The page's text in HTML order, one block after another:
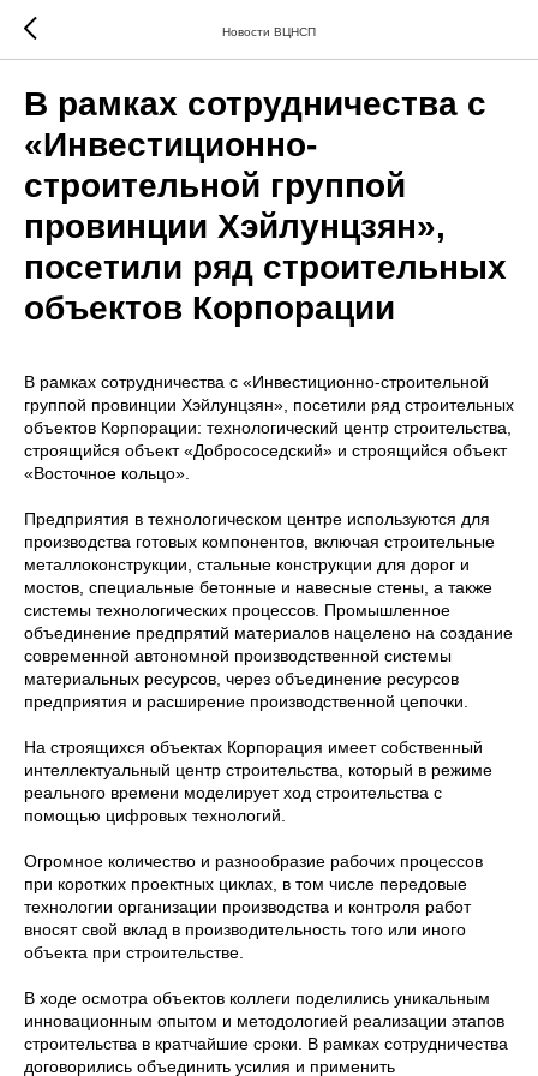
Новости ВЦНСП
В рамках сотрудничества с
«Инвестиционно-
строительной группой
провинции Хэйлунцзян»,
посетили ряд строительных
объектов Корпорации
В рамках сотрудничества с «Инвестиционно-строительной
группой провинции Хэйлунцзян», посетили ряд строительных
объектов Корпорации: технологический центр строительства,
строящийся объект «Добрососедский» и строящийся объект
«Восточное кольцо».
Предприятия в технологическом центре используются для
производства готовых компонентов, включая строительные
металлоконструкции, стальные конструкции для дорог и
мостов, специальные бетонные и навесные стены, а также
системы технологических процессов. Промышленное
объединение предпрятий материалов нацелено на создание
современной автономной производственной системы
материальных ресурсов, через объединение ресурсов
предприятия и расширение производственной цепочки.
На строящихся объектах Корпорация имеет собственный
интеллектуальный центр строительства, который в режиме
реального времени моделирует ход строительства с
помощью цифровых технологий.
Огромное количество и разнообразие рабочих процессов
при коротких проектных циклах, в том числе передовые
технологии организации производства и контроля работ
вносят свой вклад в производительность того или иного
объекта при строительстве.
В ходе осмотра объектов коллеги поделились уникальным
инновационным опытом и методологией реализации этапов
строительства в кратчайшие сроки. В рамках сотрудничества
договорились объединить усилия и применить